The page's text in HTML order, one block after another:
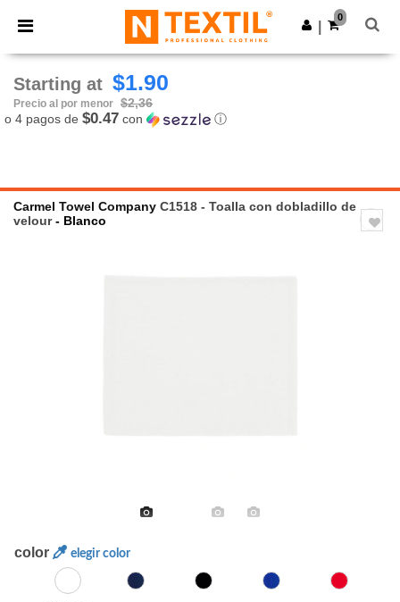
× App de Ntextil
¡Mejores precios en app!
Descargar app
0
Starting at $1.90
Precio al por menor $2,36
o 4 pagos de $0.47 con ⓘ
Carmel Towel Company C1518 - Toalla con dobladillo de
velour- Blanco
color elegir color